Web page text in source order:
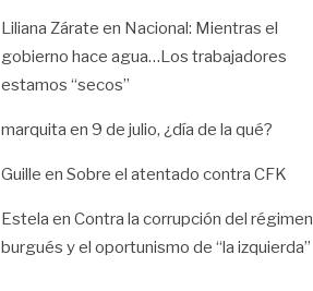
Liliana Zárate en Nacional: Mientras el
gobierno hace agua…Los trabajadores
estamos “secos”
marquita en 9 de julio, ¿día de la qué?
Guille en Sobre el atentado contra CFK
Estela en Contra la corrupción del régimen
burgués y el oportunismo de “la izquierda”